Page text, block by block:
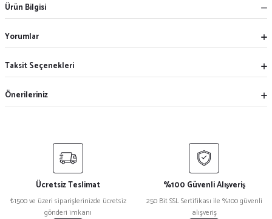
Ürün Bilgisi
Yorumlar
Taksit Seçenekleri
Önerileriniz
Ücretsiz Teslimat
₺1500 ve üzeri siparişlerinizde ücretsiz
gönderi imkanı
%100 Güvenli Alışveriş
250 Bit SSL Sertifikası ile %100 güvenli
alışveriş